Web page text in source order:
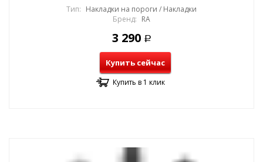
Тип: Накладки на пороги / Накладки
Бренд: RA
3 290 Р
Купить сейчас
Купить в 1 клик